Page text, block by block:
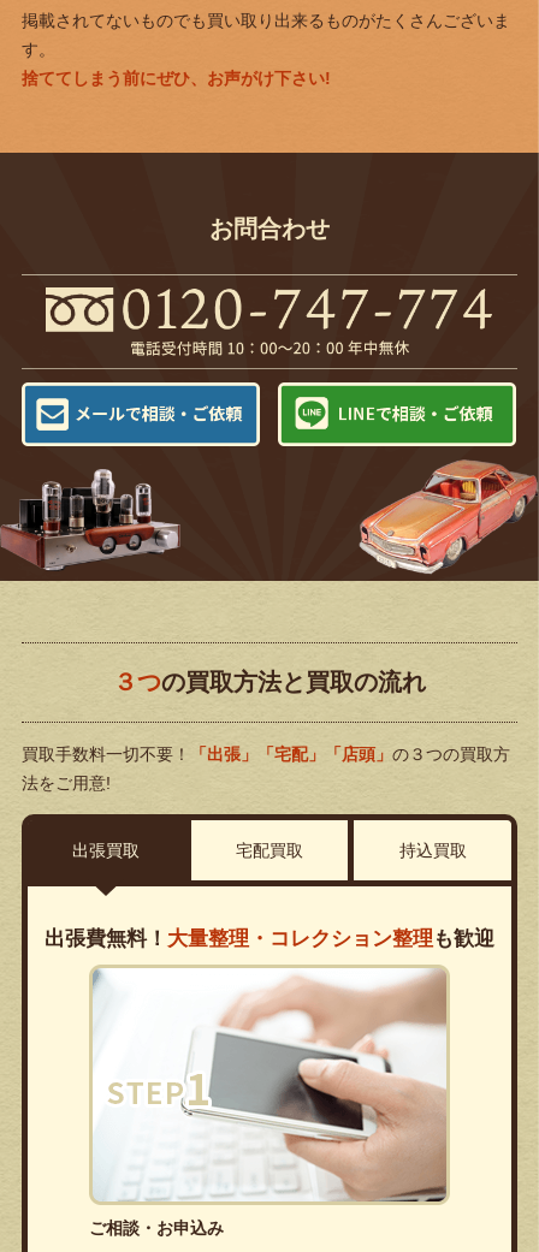
掲載されてないものでも買い取り出来るものがたくさんございま
す。
捨ててしまう前にぜひ、お声がけ下さい!
お問合わせ
３つの買取方法と買取の流れ
買取手数料一切不要！ 「出張」「宅配」「店頭」 の３つの買取方
法をご用意!
出張買取 宅配買取 持込買取
出張費無料！ 大量整理・コレクション整理 も歓迎
ご相談・お申込み